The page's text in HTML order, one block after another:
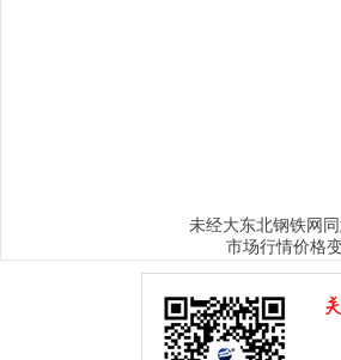
未经大东北钢铁网
市场行情价格